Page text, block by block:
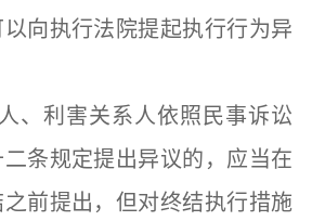
向执行法院提起执行行为异
利害关系人依照民事诉讼
条规定提出异议的，应当在
前提出，但对终结执行措施